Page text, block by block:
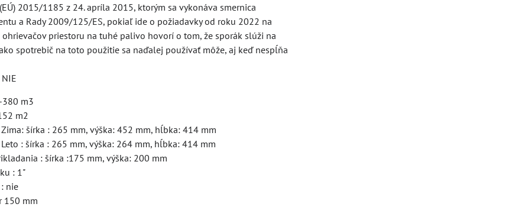
2015/1185 z 24. apríla 2015, ktorým sa vykonáva smernica
a Rady 2009/125/ES, pokiaľ ide o požiadavky od roku 2022 na
priestoru na tuhé palivo hovorí o tom, že sporák slúži na
spotrebič na toto použitie sa naďalej používať môže, aj keď nespĺňa
380 m3
m2
šírka : 265 mm, výška: 452 mm, hĺbka: 414 mm
: šírka : 265 mm, výška: 264 mm, hĺbka: 414 mm
: šírka :175 mm, výška: 200 mm
: 1"
nie
150 mm